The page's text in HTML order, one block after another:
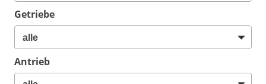
Getriebe
Antrieb